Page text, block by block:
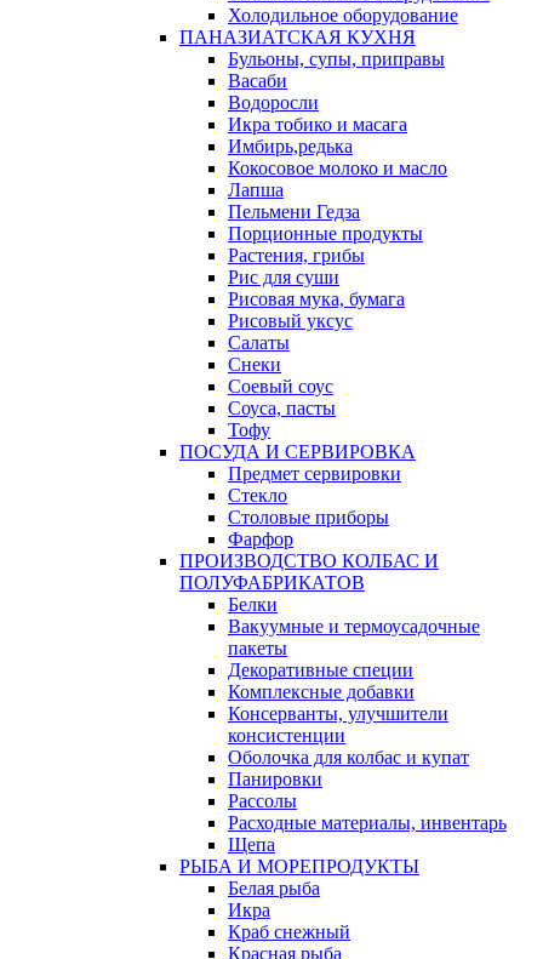
Холодильное оборудование
ПАНАЗИАТСКАЯ КУХНЯ
Бульоны, супы, приправы
Васаби
Водоросли
Икра тобико и масага
Имбирь,редька
Кокосовое молоко и масло
Лапша
Пельмени Гедза
Порционные продукты
Растения, грибы
Рис для суши
Рисовая мука, бумага
Рисовый уксус
Салаты
Снеки
Соевый соус
Соуса, пасты
Тофу
ПОСУДА И СЕРВИРОВКА
Предмет сервировки
Стекло
Столовые приборы
Фарфор
ПРОИЗВОДСТВО КОЛБАС И
ПОЛУФАБРИКАТОВ
Белки
Вакуумные и термоусадочные
пакеты
Декоративные специи
Комплексные добавки
Консерванты, улучшители
консистенции
Оболочка для колбас и купат
Панировки
Рассолы
Расходные материалы, инвентарь
Щепа
РЫБА И МОРЕПРОДУКТЫ
Белая рыба
Икра
Краб снежный
Красная рыба